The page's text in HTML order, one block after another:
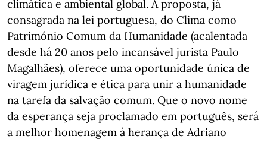
climática e ambiental global. A proposta, já
consagrada na lei portuguesa, do Clima como
Património Comum da Humanidade (acalentada
desde há 20 anos pelo incansável jurista Paulo
Magalhães), oferece uma oportunidade única de
viragem jurídica e ética para unir a humanidade
na tarefa da salvação comum. Que o novo nome
da esperança seja proclamado em português, será
a melhor homenagem à herança de Adriano